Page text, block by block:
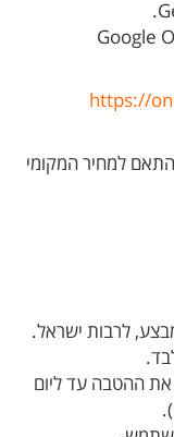
https://
לחודש (או בהתאם למחיר המקומי